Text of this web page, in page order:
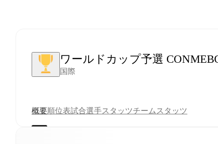
ワールドカップ予選
国際
概要順位表試合選手スタッツチームスタッツ